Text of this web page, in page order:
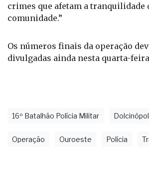
crimes que afetam a tranquilidade
comunidade.”
Os números finais da operação
divulgadas ainda nesta quarta-
16º Batalhão Polícia Militar
Operação Ouroeste Polícia